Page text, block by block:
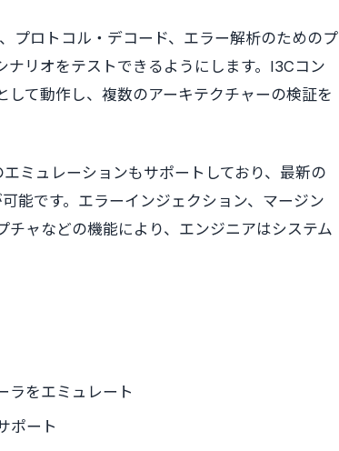
プロトコル・デコード、エラー解析のためのプ
リオをテストできるようにします。I3Cコン
して動作し、複数のアーキテクチャーの検証を
ミュレーションもサポートしており、最新の
能です。エラーインジェクション、マージン
ャなどの機能により、エンジニアはシステム
ラをエミュレート
ポート